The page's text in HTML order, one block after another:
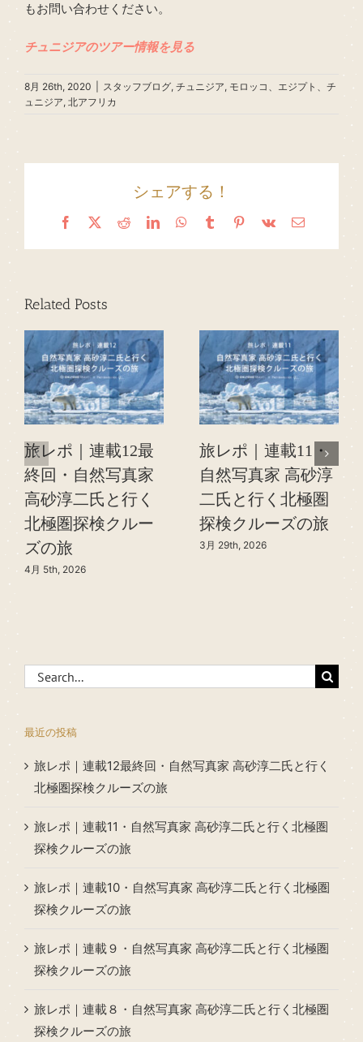
もお問い合わせください。
チュニジアのツアー情報を見る
8月 26th, 2020 スタッフブログ, チュニジア, モロッコ、エジプト、チ
ュニジア, 北アフリカ
シェアする！
Facebook
X RedditLinkedInWhatsApp
TumblrPinterest
Vk Email
Related Posts
旅レポ｜連載12最
終回・自然写真家
高砂淳二氏と行く
北極圏探検クルー
ズの旅
4月 5th, 2026
旅レポ｜連載11・
自然写真家 高砂淳
二氏と行く北極圏
探検クルーズの旅
3月 29th, 2026
Search
for:
最近の投稿
旅レポ｜連載12最終回・自然写真家 高砂淳二氏と行く
北極圏探検クルーズの旅
旅レポ｜連載11・自然写真家 高砂淳二氏と行く北極圏
探検クルーズの旅
旅レポ｜連載10・自然写真家 高砂淳二氏と行く北極圏
探検クルーズの旅
旅レポ｜連載９・自然写真家 高砂淳二氏と行く北極圏
探検クルーズの旅
旅レポ｜連載８・自然写真家 高砂淳二氏と行く北極圏
探検クルーズの旅